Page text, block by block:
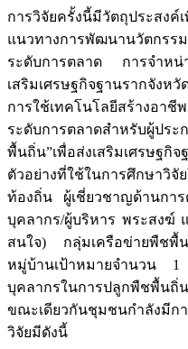
การวิจัยครั้งนี้มีวัตถุประสง
แนวทางการพัฒนานวัตกรร
ระดับการตลาด การจำหน่
เสริมเศรษฐกิจฐานรากจัง
การใช้เทคโนโลยีสร้างอาชี
ระดับการตลาดสำหรับผู้ปร
พื้นถิ่น”เพื่อส่งเสริมเศรษฐ
ตัวอย่างที่ใช้ในการศึกษาวิ
ท้องถิ่น ผู้เชี่ยวชาญด้านกา
บุคลากร/ผู้บริหาร พระสงฆ์
สนใจ) กลุ่มเครือข่ายพืช
หมู่บ้านเป้าหมายจำนวน 1
บุคลากรในการปลูกพืชพื้น
ขณะเดียวกันชุมชนกำลังมีก
วิจัยมีดังนี้